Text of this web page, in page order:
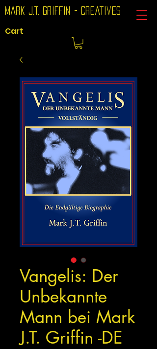
Mark J.T. Griffin - Creatives
Cart
Vangelis: Der
Unbekannte
Mann bei Mark
J.T. Griffin -DE